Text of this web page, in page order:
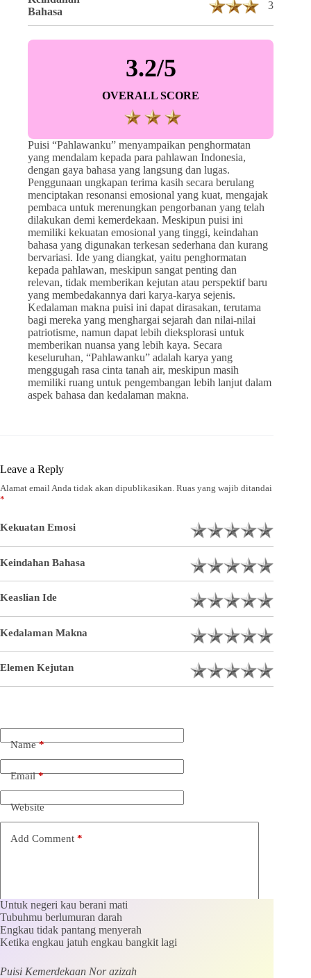
Bahasa
3
3.2/5
OVERALL SCORE
Puisi “Pahlawanku” menyampaikan penghormatan
yang mendalam kepada para pahlawan Indonesia,
dengan gaya bahasa yang langsung dan lugas.
Penggunaan ungkapan terima kasih secara berulang
menciptakan resonansi emosional yang kuat, mengajak
pembaca untuk merenungkan pengorbanan yang telah
dilakukan demi kemerdekaan. Meskipun puisi ini
memiliki kekuatan emosional yang tinggi, keindahan
bahasa yang digunakan terkesan sederhana dan kurang
bervariasi. Ide yang diangkat, yaitu penghormatan
kepada pahlawan, meskipun sangat penting dan
relevan, tidak memberikan kejutan atau perspektif baru
yang membedakannya dari karya-karya sejenis.
Kedalaman makna puisi ini dapat dirasakan, terutama
bagi mereka yang menghargai sejarah dan nilai-nilai
patriotisme, namun dapat lebih dieksplorasi untuk
memberikan nuansa yang lebih kaya. Secara
keseluruhan, “Pahlawanku” adalah karya yang
menggugah rasa cinta tanah air, meskipun masih
memiliki ruang untuk pengembangan lebih lanjut dalam
aspek bahasa dan kedalaman makna.
Leave a Reply
Alamat email Anda tidak akan dipublikasikan. Ruas yang wajib ditandai
*
Kekuatan Emosi
Keindahan Bahasa
Keaslian Ide
Kedalaman Makna
Elemen Kejutan
Name*
Email*
Website
Add Comment *
next time I comment.
Untuk negeri kau berani mati
Tubuhmu berlumuran darah
Engkau tidak pantang menyerah
Ketika engkau jatuh engkau bangkit lagi
Puisi Kemerdekaan Nor azizah